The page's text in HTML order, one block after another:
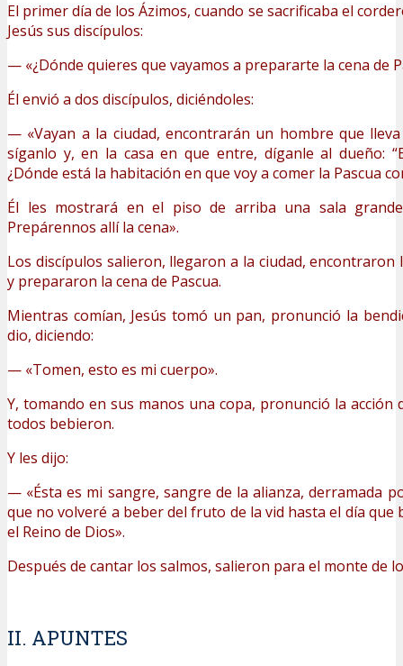
El primer día de los Ázimos, cuando se sacrificaba el
Jesús sus discípulos:
— «¿Dónde quieres que vayamos a prepararte la cena de
Él envió a dos discípulos, diciéndoles:
— «Vayan a la ciudad, encontrarán un hombre que
síganlo y, en la casa en que entre, díganle al dueño:
¿Dónde está la habitación en que voy a comer la Pascua
Él les mostrará en el piso de arriba una sala
Prepárennos allí la cena».
Los discípulos salieron, llegaron a la ciudad, encontraron
y prepararon la cena de Pascua.
Mientras comían, Jesús tomó un pan, pronunció la
dio, diciendo:
— «Tomen, esto es mi cuerpo».
Y, tomando en sus manos una copa, pronunció la acción
todos bebieron.
Y les dijo:
— «Ésta es mi sangre, sangre de la alianza, derramada
que no volveré a beber del fruto de la vid hasta el día que
el Reino de Dios».
Después de cantar los salmos, salieron para el monte de
II. APUNTES